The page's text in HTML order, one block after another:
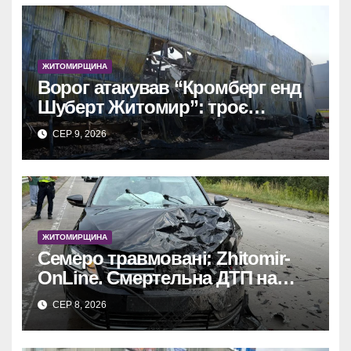
ЖИТОМИРЩИНА
Ворог атакував “Кромберг енд
Шуберт Житомир”: троє
постраждалих.
СЕР 9, 2026
ЖИТОМИРЩИНА
Семеро травмовані: Zhitomir-
OnLine. Смертельна ДТП на
трасі, деталі аварії.
СЕР 8, 2026